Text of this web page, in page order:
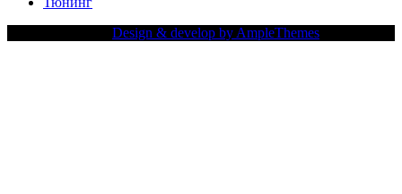
Design & develop by AmpleThemes